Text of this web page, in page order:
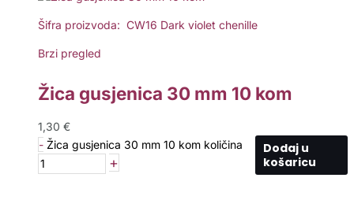
Šifra proizvoda: CW16 Dark violet chenille
Brzi pregled
Žica gusjenica 30 mm 10 kom
1,30 €
- Žica gusjenica 30 mm 10 kom količina
+
Dodaj u
košaricu